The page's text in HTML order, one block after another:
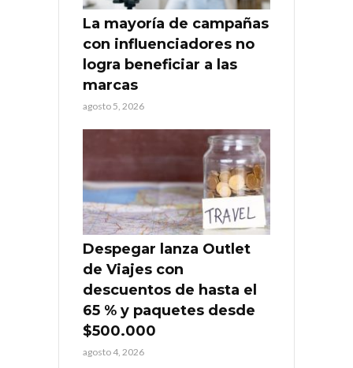
La mayoría de campañas
con influenciadores no
logra beneficiar a las
marcas
agosto 5, 2026
Despegar lanza Outlet
de Viajes con
descuentos de hasta el
65 % y paquetes desde
$500.000
agosto 4, 2026